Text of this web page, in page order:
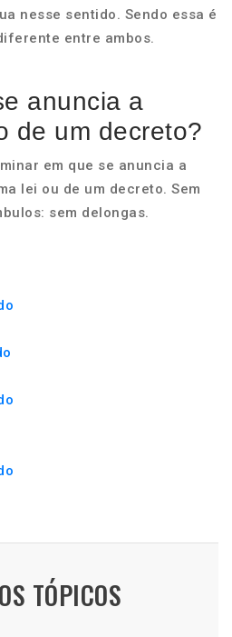
nesse sentido. Sendo essa é
entre ambos.
anuncia a
de um decreto?
em que se anuncia a
lei ou de um decreto. Sem
sem delongas.
TÓPICOS